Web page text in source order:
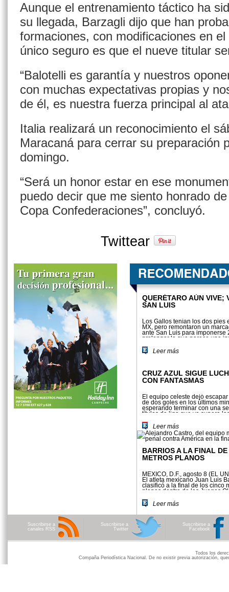
Aunque el entrenamiento táctico ha
su llegada, Barzagli dijo que han
formaciones, con modificaciones en
único seguro es que el nueve titular
“Balotelli es garantía y nuestros
con muchas expectativas propias y
de él, es nuestra fuerza principal al
Italia realizará un reconocimiento el
Maracaná para cerrar su preparación
domingo.
“Será un honor estar en ese
puedo decir que me siento honrado
Copa Confederaciones”, concluyó.
Twittear
QUERÉTARO AÚN VIVE;
SAN LUIS
Los Gallos tenían los dos pies
MX, pero remontaron un
ante San Luis para imponerse
prolongar lo que parece una
Leer más
CRUZ AZUL SIGUE
CON FANTASMAS
El equipo celeste dejó
de dos goles en los últimos
esperando terminar con una
títulos de liga que ya supera
Leer más
BARRIOS A LA FINAL
METROS PLANOS
MÉXICO, D.F., agosto 8 (EL
El atleta mexicano Juan Luis
clasificó a la final de los cinco
planos dentro de los Juegos
Leer más
Suscribirse a
canales RSS
Suscribirse a
Twitter
Suscribirse a
Facebook
Todos los
Compaña Periodística Nacional. De no existir previa autorización,